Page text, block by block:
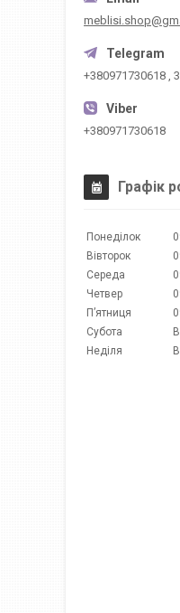
+380971730618 ,
+380971730618
Графік
Понеділок
Вівторок
Середа
Четвер
Пʼятниця
Субота
Неділя